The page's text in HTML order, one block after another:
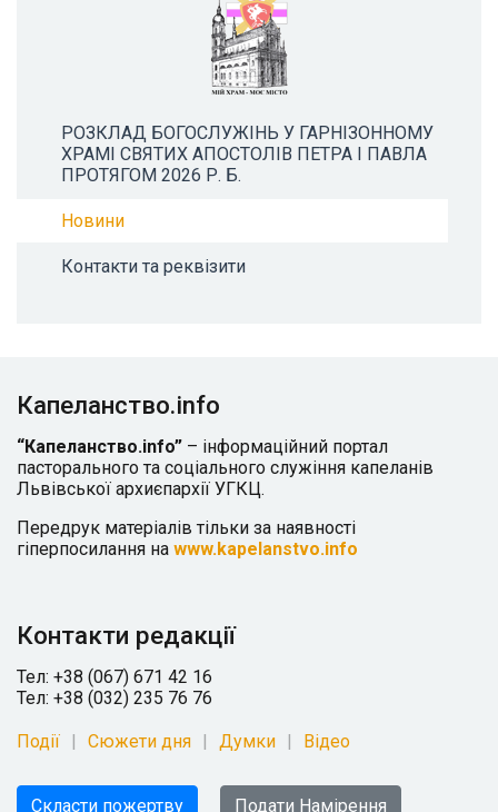
РОЗКЛАД БОГОСЛУЖІНЬ У ГАРНІЗОННОМУ
ХРАМІ СВЯТИХ АПОСТОЛІВ ПЕТРА І ПАВЛА
ПРОТЯГОМ 2026 Р. Б.
Новини
Контакти та реквізити
Капеланство.info
“Капеланство.info” – інформаційний портал
пасторального та соціального служіння капеланів
Львівської архиєпархії УГКЦ.
Передрук матеріалів тільки за наявності
гіперпосилання на www.kapelanstvo.info
Контакти редакції
Тел: +38 (067) 671 42 16
Тел: +38 (032) 235 76 76
Події Сюжети дня Думки Відео
Скласти пожертву Подати Намірення